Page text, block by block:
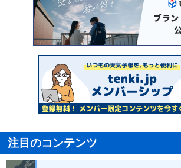
注目のコンテンツ